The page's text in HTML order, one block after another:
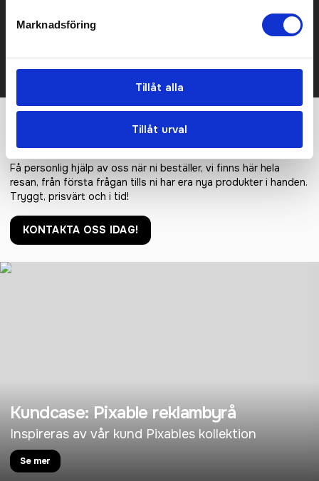
Marknadsföring
Tillåt alla
Tillåt urval
Vi hjälper er!
Få personlig hjälp av oss när ni beställer, vi finns här hela
resan, från första frågan tills ni har era nya produkter i handen.
Tryggt, prisvärt och i tid!
KONTAKTA OSS IDAG!
Kundcase: Pixable reklambyrå
Inspireras av vår kund Pixables kollektion
Se mer